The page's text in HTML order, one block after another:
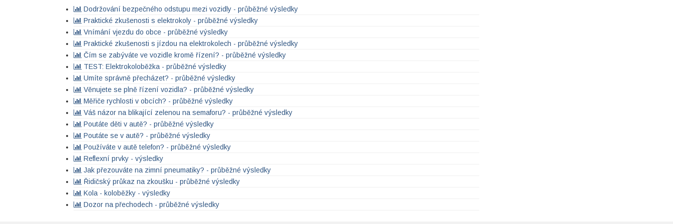
Dodržování bezpečného odstupu mezi vozidly - průběžné výsledky
Praktické zkušenosti s elektrokoly - průběžné výsledky
Vnímání vjezdu do obce - průběžné výsledky
Praktické zkušenosti s jízdou na elektrokolech - průběžné výsledky
Čím se zabýváte ve vozidle kromě řízení? - průběžné výsledky
TEST: Elektrokoloběžka - průběžné výsledky
Umíte správně přecházet? - průběžné výsledky
Věnujete se plně řízení vozidla? - průběžné výsledky
Měřiče rychlosti v obcích? - průběžné výsledky
Váš názor na blikající zelenou na semaforu? - průběžné výsledky
Poutáte děti v autě? - průběžné výsledky
Poutáte se v autě? - průběžné výsledky
Používáte v autě telefon? - průběžné výsledky
Reflexní prvky - výsledky
Jak přezouváte na zimní pneumatiky? - průběžné výsledky
Řidičský průkaz na zkoušku - průběžné výsledky
Kola - koloběžky - výsledky
Dozor na přechodech - průběžné výsledky